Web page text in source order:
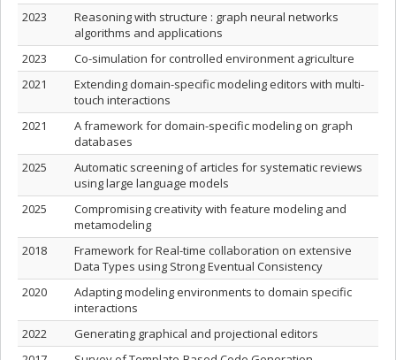
2023
Reasoning with structure : graph neural networks
algorithms and applications
2023
Co-simulation for controlled environment agriculture
2021
Extending domain-specific modeling editors with multi-
touch interactions
2021
A framework for domain-specific modeling on graph
databases
2025
Automatic screening of articles for systematic reviews
using large language models
2025
Compromising creativity with feature modeling and
metamodeling
2018
Framework for Real-time collaboration on extensive
Data Types using Strong Eventual Consistency
2020
Adapting modeling environments to domain specific
interactions
2022
Generating graphical and projectional editors